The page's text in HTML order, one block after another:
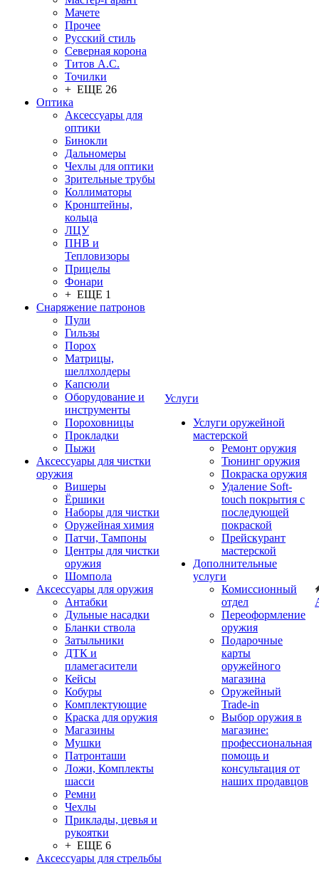
Мачете
Прочее
Русский стиль
Северная корона
Титов А.С.
Точилки
+ ЕЩЕ 26
Оптика
Аксессуары для
оптики
Бинокли
Дальномеры
Чехлы для оптики
Зрительные трубы
Коллиматоры
Кронштейны,
кольца
ЛЦУ
ПНВ и
Тепловизоры
Прицелы
Фонари
+ ЕЩЕ 1
Снаряжение патронов
Пули
Гильзы
Порох
Матрицы,
шеллхолдеры
Капсюли
Оборудование и
инструменты
Пороховницы
Прокладки
Пыжи
Аксессуары для чистки
оружия
Вишеры
Ёршики
Наборы для чистки
Оружейная химия
Патчи, Тампоны
Центры для чистки
оружия
Шомпола
Аксессуары для оружия
Антабки
Дульные насадки
Бланки ствола
Затыльники
ДТК и
пламегасители
Кейсы
Кобуры
Комплектующие
Краска для оружия
Магазины
Мушки
Патронташи
Ложи, Комплекты
шасси
Ремни
Чехлы
Приклады, цевья и
рукоятки
+ ЕЩЕ 6
Аксессуары для стрельбы
Услуги
Услуги оружейной
мастерской
Ремонт оружия
Тюнинг оружия
Покраска оружия
Удаление Soft-
touch покрытия с
последующей
покраской
Прейскурант
мастерской
Дополнительные
услуги
Комиссионный
отдел
Переоформление
оружия
Подарочные
карты
оружейного
магазина
Оружейный
Trade-in
Выбор оружия в
магазине:
профессиональная
помощь и
консультация от
наших продавцов